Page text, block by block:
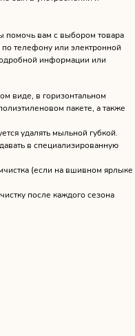
вам с выбором товара
телефону или электронной
информации или
виде, в горизонтальном
пакете, а также
удалять мыльной губкой.
в специализированную
(если на вшивном ярлыке
после каждого сезона